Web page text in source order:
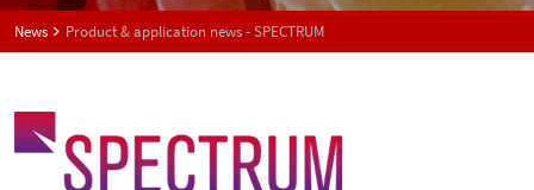
News Product & application news - SPECTRUM